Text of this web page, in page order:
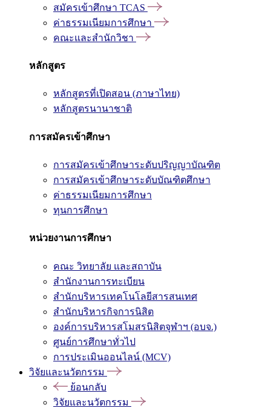
สมัครเข้าศึกษา TCAS
ค่าธรรมเนียมการศึกษา
คณะและสำนักวิชา
หลักสูตร
หลักสูตรที่เปิดสอน (ภาษาไทย)
หลักสูตรนานาชาติ
การสมัครเข้าศึกษา
การสมัครเข้าศึกษาระดับปริญญาบัณฑิต
การสมัครเข้าศึกษาระดับบัณฑิตศึกษา
ค่าธรรมเนียมการศึกษา
ทุนการศึกษา
หน่วยงานการศึกษา
คณะ วิทยาลัย และสถาบัน
สำนักงานการทะเบียน
สำนักบริหารเทคโนโลยีสารสนเทศ
สำนักบริหารกิจการนิสิต
องค์การบริหารสโมสรนิสิตจุฬาฯ (อบจ.)
ศูนย์การศึกษาทั่วไป
การประเมินออนไลน์ (MCV)
วิจัยและนวัตกรรม
ย้อนกลับ
วิจัยและนวัตกรรม